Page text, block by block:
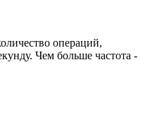
операций,
Чем больше частота -